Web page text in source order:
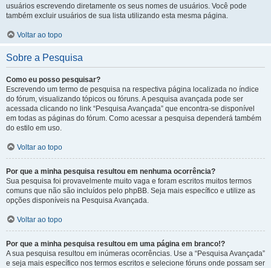
usuários escrevendo diretamente os seus nomes de usuários. Você pode
também excluir usuários de sua lista utilizando esta mesma página.
Voltar ao topo
Sobre a Pesquisa
Como eu posso pesquisar?
Escrevendo um termo de pesquisa na respectiva página localizada no índice
do fórum, visualizando tópicos ou fóruns. A pesquisa avançada pode ser
acessada clicando no link “Pesquisa Avançada” que encontra-se disponível
em todas as páginas do fórum. Como acessar a pesquisa dependerá também
do estilo em uso.
Voltar ao topo
Por que a minha pesquisa resultou em nenhuma ocorrência?
Sua pesquisa foi provavelmente muito vaga e foram escritos muitos termos
comuns que não são incluídos pelo phpBB. Seja mais específico e utilize as
opções disponíveis na Pesquisa Avançada.
Voltar ao topo
Por que a minha pesquisa resultou em uma página em branco!?
A sua pesquisa resultou em inúmeras ocorrências. Use a “Pesquisa Avançada”
e seja mais específico nos termos escritos e selecione fóruns onde possam ser